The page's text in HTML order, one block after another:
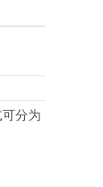
分为